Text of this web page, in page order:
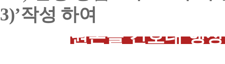
3)’작성 하여
원본을 간호대 행